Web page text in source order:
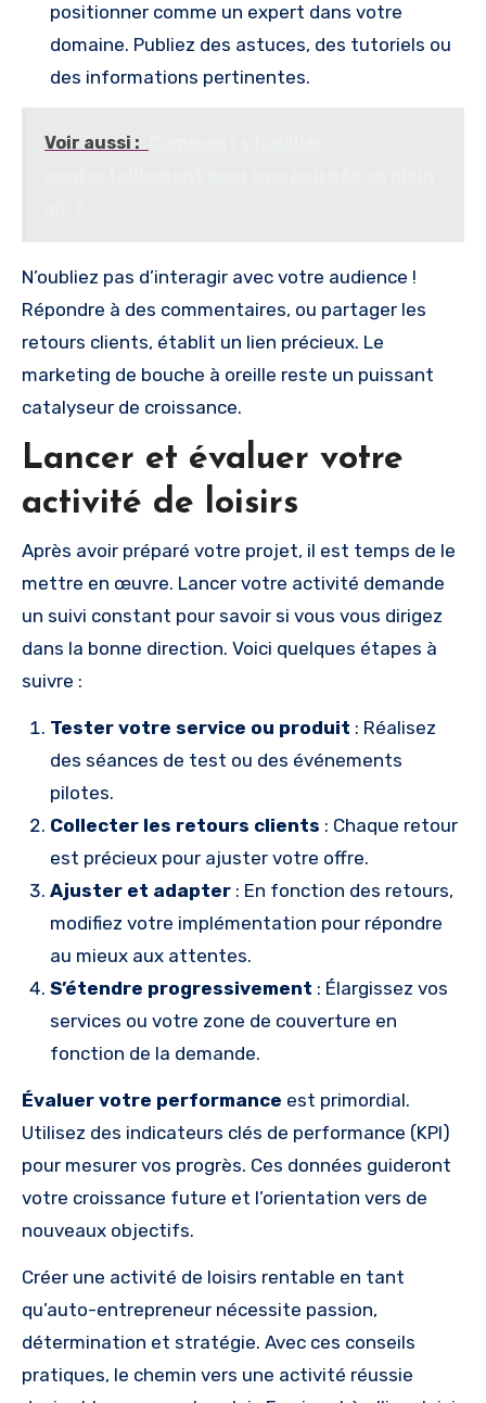
positionner comme un expert dans votre
domaine. Publiez des astuces, des tutoriels ou
des informations pertinentes.
Voir aussi :
N’oubliez pas d’interagir avec votre audience !
Répondre à des commentaires, ou partager les
retours clients, établit un lien précieux. Le
marketing de bouche à oreille reste un puissant
catalyseur de croissance.
Lancer et évaluer votre
activité de loisirs
Après avoir préparé votre projet, il est temps de le
mettre en œuvre. Lancer votre activité demande
un suivi constant pour savoir si vous vous dirigez
dans la bonne direction. Voici quelques étapes à
suivre :
Tester votre service ou produit : Réalisez
des séances de test ou des événements
pilotes.
Collecter les retours clients : Chaque retour
est précieux pour ajuster votre offre.
Ajuster et adapter : En fonction des retours,
modifiez votre implémentation pour répondre
au mieux aux attentes.
S’étendre progressivement : Élargissez vos
services ou votre zone de couverture en
fonction de la demande.
Évaluer votre performance est primordial.
Utilisez des indicateurs clés de performance (KPI)
pour mesurer vos progrès. Ces données guideront
votre croissance future et l’orientation vers de
nouveaux objectifs.
Créer une activité de loisirs rentable en tant
qu’auto-entrepreneur nécessite passion,
détermination et stratégie. Avec ces conseils
pratiques, le chemin vers une activité réussie